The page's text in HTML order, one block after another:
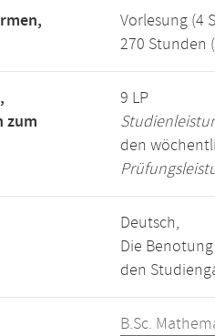
Vorlesung (4
270 Stunden
zum
9 LP
den
Deutsch,
Die
den
B.Sc.